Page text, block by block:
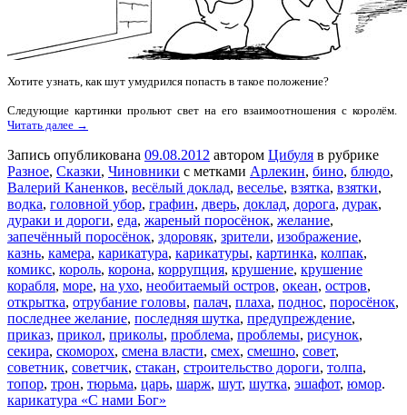
Хотите узнать, как шут умудрился попасть в такое положение?
Следующие картинки прольют свет на его взаимоотношения с королём.
Читать далее →
Запись опубликована 09.08.2012 автором Цибуля в рубрике
Разное, Сказки, Чиновники с метками Арлекин, бино, блюдо,
Валерий Каненков, весёлый доклад, веселье, взятка, взятки,
водка, головной убор, графин, дверь, доклад, дорога, дурак,
дураки и дороги, еда, жареный поросёнок, желание,
запечённый поросёнок, здоровяк, зрители, изображение,
казнь, камера, карикатура, карикатуры, картинка, колпак,
комикс, король, корона, коррупция, крушение, крушение
корабля, море, на ухо, необитаемый остров, океан, остров,
открытка, отрубание головы, палач, плаха, поднос, поросёнок,
последнее желание, последняя шутка, предупреждение,
приказ, прикол, приколы, проблема, проблемы, рисунок,
секира, скоморох, смена власти, смех, смешно, совет,
советник, советчик, стакан, строительство дороги, толпа,
топор, трон, тюрьма, царь, шарж, шут, шутка, эшафот, юмор.
карикатура «С нами Бог»